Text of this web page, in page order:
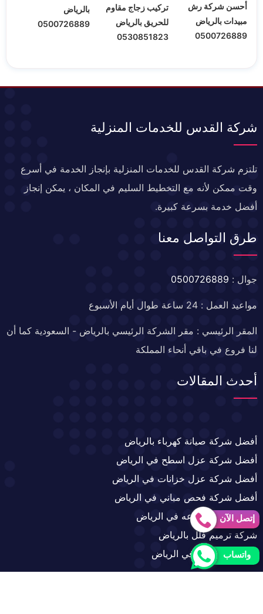
أحسن شركة رش
مبيدات بالرياض
0500726889
تركيب زجاج مقاوم
للحريق بالرياض
0530851823
بالرياض
0500726889
شركة القدس للخدمات المنزلية
تلتزم شركة القدس للخدمات المنزلية بإنجاز الخدمة في أسرع
وقت ممكن لأنه مع التخطيط السليم في المكان ، يمكن إنجاز
أفضل خدمة بسرعة كبيرة.
طرق التواصل معنا
جوال : 0500726889
مواعيد العمل : 24 ساعة طوال أيام الأسبوع
المقر الرئيسي : مقر الشركة الرئيسي بالرياض - السعودية كما أن
لنا فروع في باقي أنحاء المملكة
أحدث المقالات
أفضل شركة صيانة كهرباء بالرياض
أفضل شركة عزل اسطح في الرياض
أفضل شركة عزل خزانات في الرياض
أفضل شركة فحص مباني في الرياض
تركيب زجاج بأنواعه في الرياض
شركة ترميم فلل بالرياض
شركة تمديد غاز في الرياض
إتصل الآن
واتساب